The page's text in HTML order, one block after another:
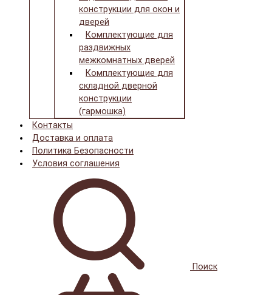
конструкции для окон и
дверей
Комплектующие для
раздвижных
межкомнатных дверей
Комплектующие для
складной дверной
конструкции
(гармошка)
Контакты
Доставка и оплата
Политика Безопасности
Условия соглашения
Поиск